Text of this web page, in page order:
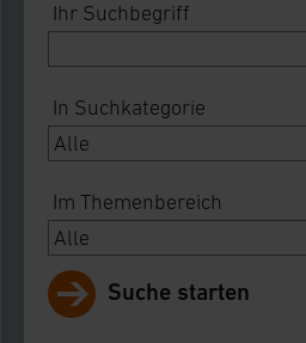
Ihr Suchbegriff
In Suchkategorie
Im Themenbereich
Suche starten